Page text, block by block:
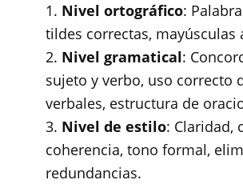
Nivel ortográfico:
tildes correctas, mayúsculas
Nivel gramatical:
sujeto y verbo, uso correcto
verbales, estructura de
Nivel de estilo: Claridad,
coherencia, tono formal,
redundancias.